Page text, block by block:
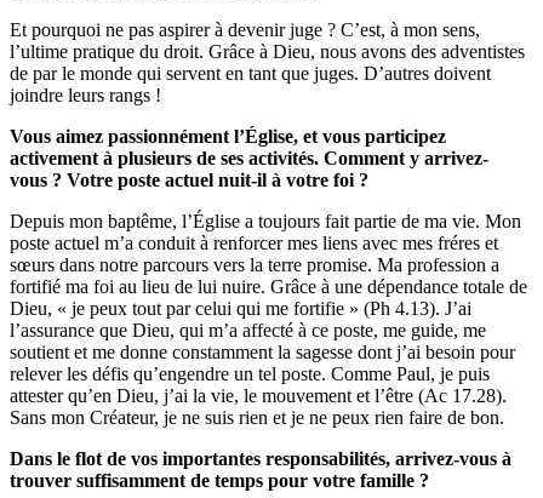
Et pourquoi ne pas aspirer à devenir juge ? C’est, à mon sens,
l’ultime pratique du droit. Grâce à Dieu, nous avons des adventistes
de par le monde qui servent en tant que juges. D’autres doivent
joindre leurs rangs !
Vous aimez passionnément l’Église, et vous participez
activement à plusieurs de ses activités. Comment y arrivez-
vous ? Votre poste actuel nuit-il à votre foi ?
Depuis mon baptême, l’Église a toujours fait partie de ma vie. Mon
poste actuel m’a conduit à renforcer mes liens avec mes fréres et
sœurs dans notre parcours vers la terre promise. Ma profession a
fortifié ma foi au lieu de lui nuire. Grâce à une dépendance totale de
Dieu, « je peux tout par celui qui me fortifie » (Ph 4.13). J’ai
l’assurance que Dieu, qui m’a affecté à ce poste, me guide, me
soutient et me donne constamment la sagesse dont j’ai besoin pour
relever les défis qu’engendre un tel poste. Comme Paul, je puis
attester qu’en Dieu, j’ai la vie, le mouvement et l’être (Ac 17.28).
Sans mon Créateur, je ne suis rien et je ne peux rien faire de bon.
Dans le flot de vos importantes responsabilités, arrivez-vous à
trouver suffisamment de temps pour votre famille ?